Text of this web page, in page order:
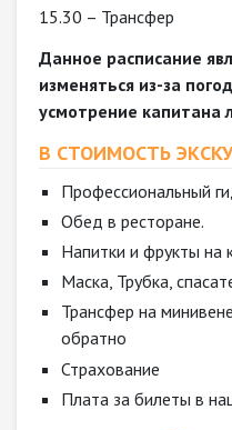
15.30 – Трансфер
Данное расписание
изменяться из-за
усмотрение капитана
В СТОИМОСТЬ
Профессиональный
Обед в ресторане.
Напитки и фрукты на
Маска, Трубка,
Трансфер на
обратно
Страхование
Плата за билеты в